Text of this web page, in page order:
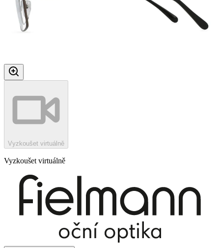
Vyzkoušet virtuálně
Vyzkoušet virtuálně